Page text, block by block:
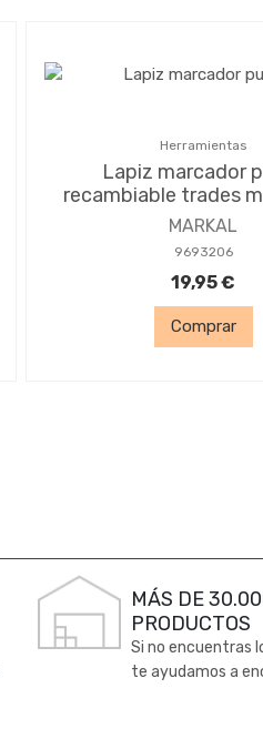
Herramientas
Lapiz marcador
recambiable trades
MARKAL
9693206
19,95 €
Comprar
MÁS DE
PRODUCTOS
Si no encuentras
te ayudamos a